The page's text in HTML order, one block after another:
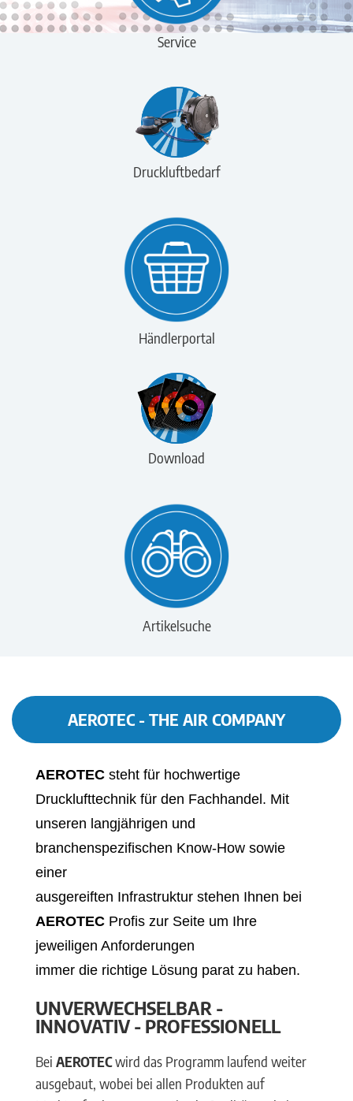
Service
Druckluftbedarf
Händlerportal
Download
Artikelsuche
AEROTEC - THE AIR COMPANY
AEROTEC steht für hochwertige
Drucklufttechnik für den Fachhandel. Mit
unseren langjährigen und
branchenspezifischen Know-How sowie
einer
ausgereiften Infrastruktur stehen Ihnen bei
AEROTEC Profis zur Seite um Ihre
jeweiligen Anforderungen
immer die richtige Lösung parat zu haben.
UNVERWECHSELBAR -
INNOVATIV - PROFESSIONELL
Bei AEROTECwird das Programm laufend weiter
ausgebaut, wobei bei allen Produkten auf